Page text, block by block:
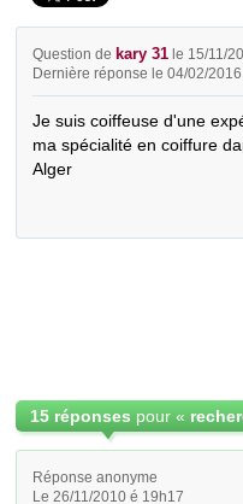
Question de kary 31 le 15/11/
Dernière réponse le 04/02/2016
Je suis coiffeuse d'une
ma spécialité en coiffure
Alger
15 réponses pour «
Réponse anonyme
Le 26/11/2010 é 19h17